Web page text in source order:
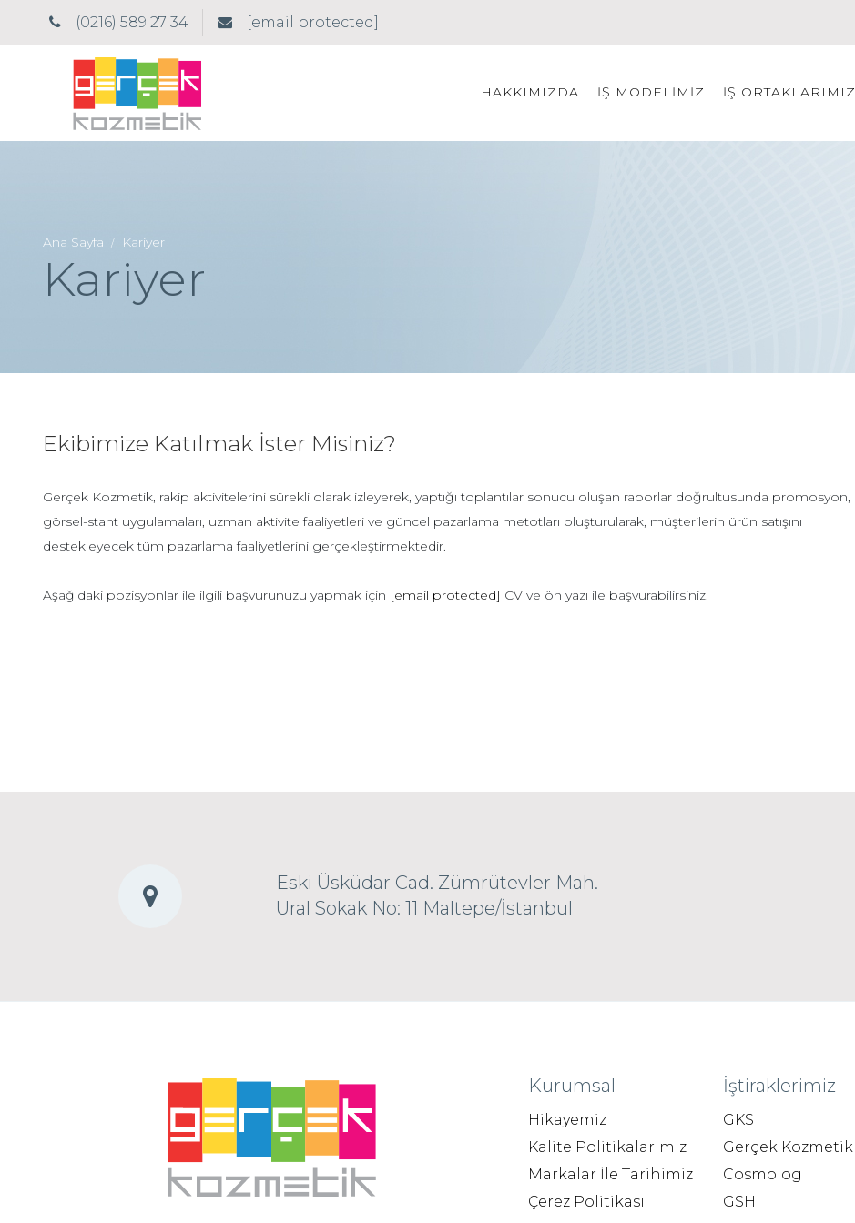
(0216) 589 27 34 [email protected]
HAKKIMIZDA İŞ MODELİMİZ İŞ ORTAKLARIMIZ
Ana Sayfa / Kariyer
Kariyer
Ekibimize Katılmak İster Misiniz?
Gerçek Kozmetik, rakip aktivitelerini sürekli olarak izleyerek, yaptığı toplantılar sonucu oluşan raporlar doğrultusunda promosyon,
görsel-stant uygulamaları, uzman aktivite faaliyetleri ve güncel pazarlama metotları oluşturularak, müşterilerin ürün satışını
destekleyecek tüm pazarlama faaliyetlerini gerçekleştirmektedir.
Aşağıdaki pozisyonlar ile ilgili başvurunuzu yapmak için [email protected] CV ve ön yazı ile başvurabilirsiniz.
Eski Üsküdar Cad. Zümrütevler Mah.
Ural Sokak No: 11 Maltepe/İstanbul
Kurumsal
Hikayemiz
Kalite Politikalarımız
Markalar İle Tarihimiz
Çerez Politikası
İştiraklerimiz
GKS
Gerçek Kozmetik
Cosmolog
GSH